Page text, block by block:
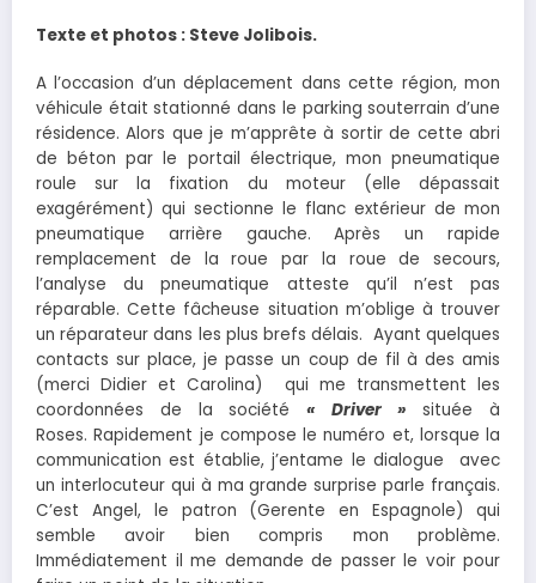
Texte et photos : Steve Jolibois.
A l’occasion d’un déplacement dans cette région, mon
véhicule était stationné dans le parking souterrain d’une
résidence. Alors que je m’apprête à sortir de cette abri
de béton par le portail électrique, mon pneumatique
roule sur la fixation du moteur (elle dépassait
exagérément) qui sectionne le flanc extérieur de mon
pneumatique arrière gauche. Après un rapide
remplacement de la roue par la roue de secours,
l’analyse du pneumatique atteste qu’il n’est pas
réparable. Cette fâcheuse situation m’oblige à trouver
un réparateur dans les plus brefs délais. Ayant quelques
contacts sur place, je passe un coup de fil à des amis
(merci Didier et Carolina) qui me transmettent les
coordonnées de la société « Driver » située à
Roses. Rapidement je compose le numéro et, lorsque la
communication est établie, j’entame le dialogue avec
un interlocuteur qui à ma grande surprise parle français.
C’est Angel, le patron (Gerente en Espagnole) qui
semble avoir bien compris mon problème.
Immédiatement il me demande de passer le voir pour